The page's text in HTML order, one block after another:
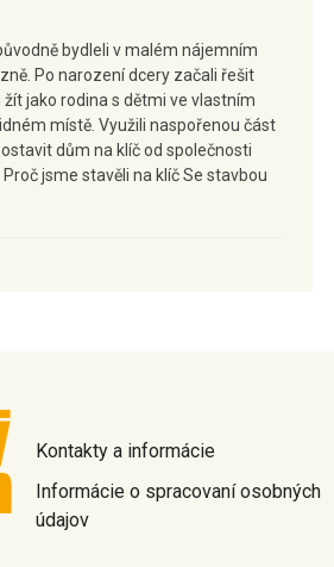
bydleli v malém nájemním
Po narození dcery začali řešit
žít jako rodina s dětmi ve vlastním
místě. Využili naspořenou část
dům na klíč od společnosti
jsme stavěli na klíč Se stavbou
Kontakty a informácie
Informácie o spracovaní osobných
údajov